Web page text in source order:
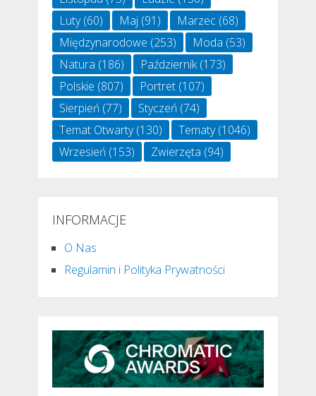
Luty(60) Maj(91) Marzec(68)
Międzynarodowe (253) Moda (53)
Natura (186) Październik(173)
Polskie (807) Portret(107)
Sierpień(77) Styczeń(74)
Temat Otwarty(130) Tematy(1046)
Wrzesień(153) Zwierzęta (94)
INFORMACJE
O Nas
Regulamin i Polityka Prywatności